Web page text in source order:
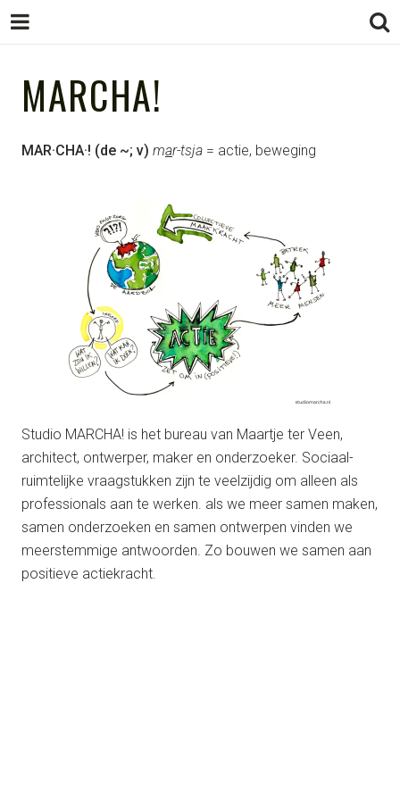
STUDIO MARCHA!
MARCHA!
MAR·CHA·! (de ~; v) mar-tsja = actie, beweging
Studio MARCHA! is het bureau van Maartje ter Veen,
architect, ontwerper, maker en onderzoeker. Sociaal-
ruimtelijke vraagstukken zijn te veelzijdig om alleen als
professionals aan te werken. als we meer samen maken,
samen onderzoeken en samen ontwerpen vinden we
meerstemmige antwoorden. Zo bouwen we samen aan
positieve actiekracht.
STUDIO
MARCHA!